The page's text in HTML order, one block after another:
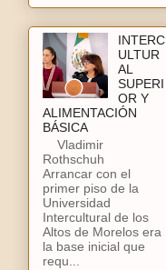
INTERC
ULTUR
AL
SUPERI
OR Y
ALIMENTACIÓN
BÁSICA
Vladimir
Rothschuh
Arrancar con el
primer piso de la
Universidad
Intercultural de los
Altos de Morelos era
la base inicial que
requ...